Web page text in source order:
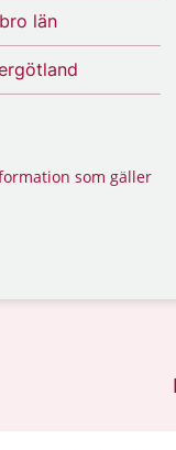
län
som gäller